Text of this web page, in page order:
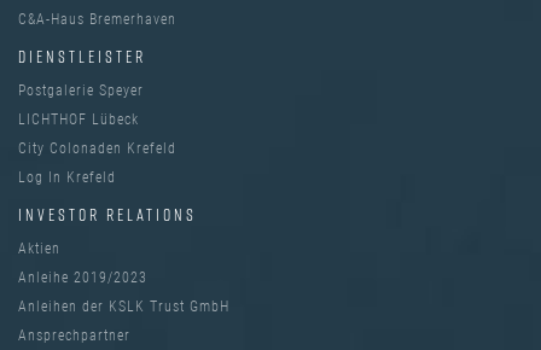
C&A-Haus Bremerhaven
DIENSTLEISTER
Postgalerie Speyer
LICHTHOF Lübeck
City Colonaden Krefeld
Log In Krefeld
INVESTOR RELATIONS
Aktien
Anleihe 2019/2023
Anleihen der KSLK Trust GmbH
Ansprechpartner